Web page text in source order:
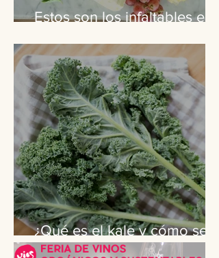
Estos son los infaltables en
¿Qué es el kale y cómo se
prepara?